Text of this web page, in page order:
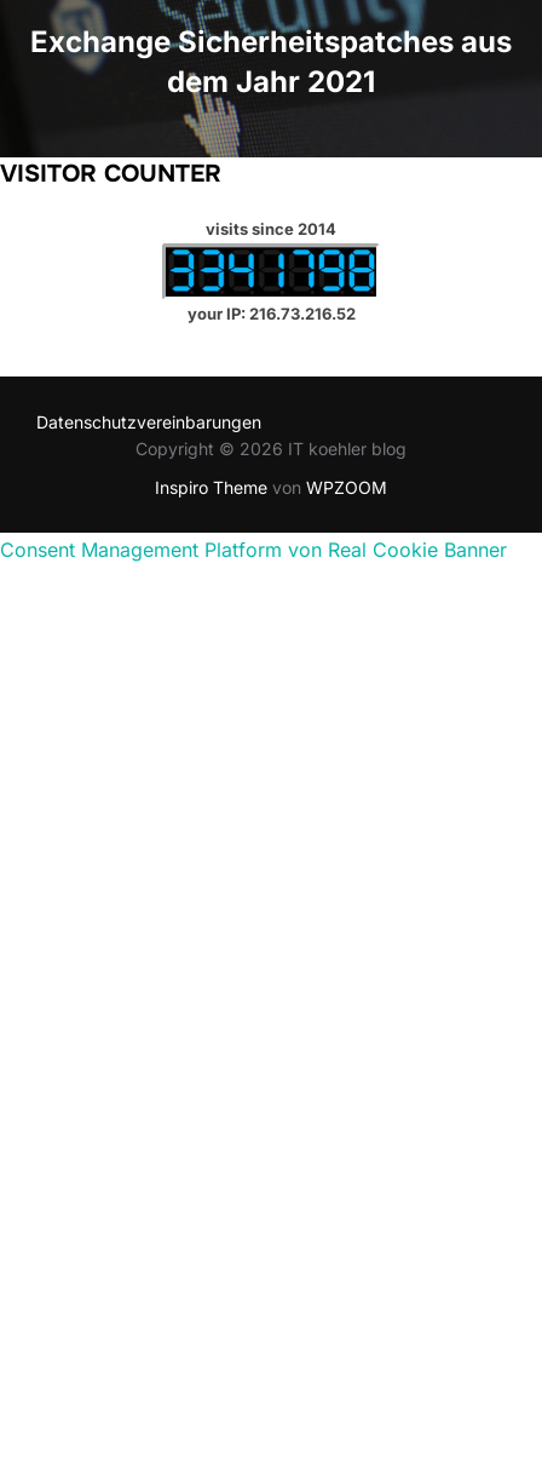
Exchange Sicherheitspatches aus
dem Jahr 2021
VISITOR COUNTER
visits since 2014
your IP: 216.73.216.52
Datenschutzvereinbarungen
Copyright © 2026 IT koehler blog
Inspiro Theme von WPZOOM
Consent Management Platform von Real Cookie Banner